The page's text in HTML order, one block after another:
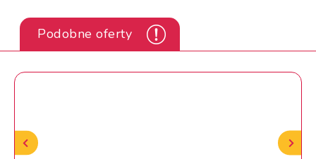
Podobne oferty